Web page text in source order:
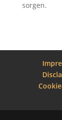
sorgen.